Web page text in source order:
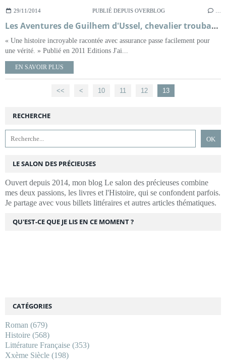
29/11/2014 PUBLIÉ DEPUIS OVERBLOG
Les Aventures de Guilhem d'Ussel, chevalier troubadour, tome 3, Londres, 1200 ; Jean d'Aillon
« Une histoire incroyable racontée avec assurance passe facilement pour
une vérité. » Publié en 2011 Editions J'ai...
EN SAVOIR PLUS
<< < 10 11 12 13
RECHERCHE
LE SALON DES PRÉCIEUSES
Ouvert depuis 2014, mon blog Le salon des précieuses combine
mes deux passions, les livres et l'Histoire, qui se confondent parfois.
Je partage avec vous billets littéraires et autres articles thématiques.
CATÉGORIES
Roman (679)
Histoire (568)
Littérature Française (353)
Xxème Siècle (198)
QU'EST-CE QUE JE LIS EN CE MOMENT ?